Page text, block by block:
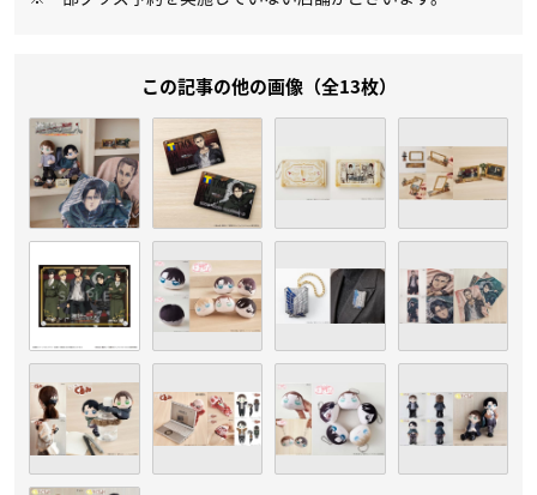
この記事の他の画像（全13枚）